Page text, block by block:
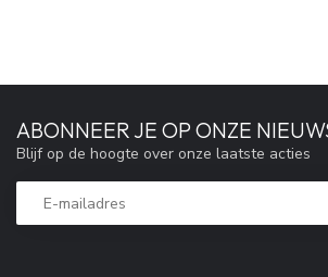
ABONNEER JE OP ONZE
Blijf op de hoogte over onze laatste acties